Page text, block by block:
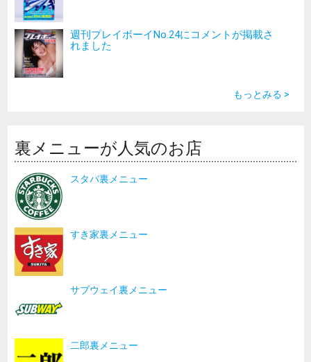
週刊プレイボーイNo.24にコメントが掲載さ
れました
もっとみる >
裏メニューが人気のお店
スタバ裏メニュー
すき家裏メニュー
サブウェイ裏メニュー
二郎裏メニュー